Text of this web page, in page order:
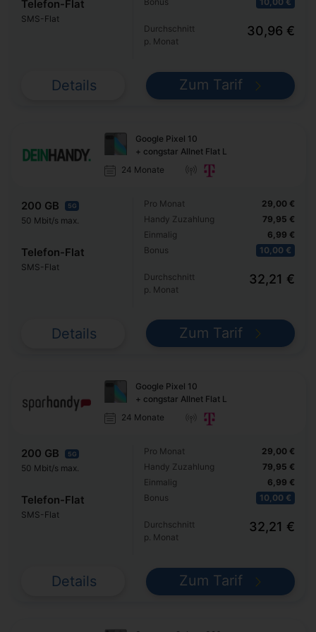
Telefon-Flat
SMS-Flat
Durchschnitt
p. Monat
30,96 €
Details Zum Tarif
Google Pixel 10
+ congstar Allnet Flat L
24 Monate
200 GB 5G
50 Mbit/s max.
Telefon-Flat
SMS-Flat
Pro Monat
Handy Zuzahlung
Einmalig
Bonus
29,00 €
79,95 €
6,99 €
10,00 €
Durchschnitt
p. Monat
32,21 €
Details Zum Tarif
Google Pixel 10
+ congstar Allnet Flat L
24 Monate
200 GB 5G
50 Mbit/s max.
Telefon-Flat
SMS-Flat
Pro Monat
Handy Zuzahlung
Einmalig
Bonus
29,00 €
79,95 €
6,99 €
10,00 €
Durchschnitt
p. Monat
32,21 €
Details Zum Tarif